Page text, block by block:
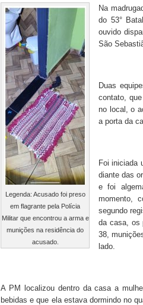
Legenda: Acusado foi preso
em flagrante pela Polícia
Militar que encontrou a arma e
munições na residência do
acusado.
Na
do 53°
ouvido
São
Duas
contato,
no local, o
a porta da
Foi iniciada
diante das
e foi
momento,
segundo
da casa, os
38,
lado.
A PM localizou dentro da casa a
bebidas e que ela estava dormindo no